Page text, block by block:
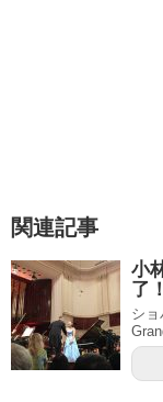
関連記事
小
了
シ